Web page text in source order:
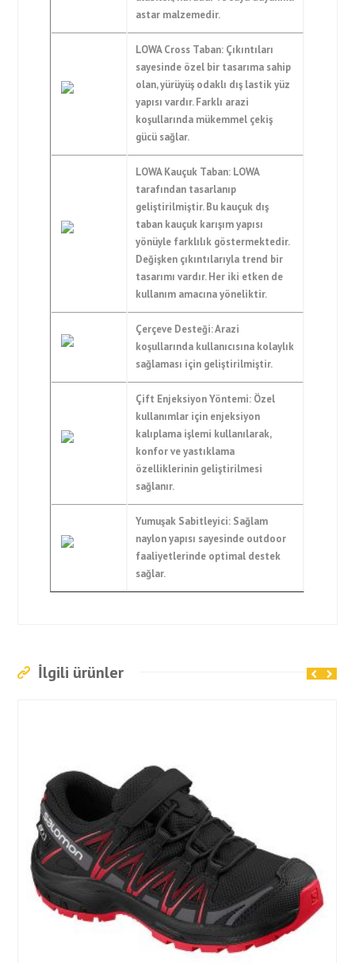
astar malzemedir.
LOWA Cross Taban: Çıkıntıları
sayesinde özel bir tasarıma sahip
olan, yürüyüş odaklı dış lastik yüz
yapısı vardır. Farklı arazi
koşullarında mükemmel çekiş
gücü sağlar.
LOWA Kauçuk Taban: LOWA
tarafından tasarlanıp
geliştirilmiştir. Bu kauçuk dış
taban kauçuk karışım yapısı
yönüyle farklılık göstermektedir.
Değişken çıkıntılarıyla trend bir
tasarımı vardır. Her iki etken de
kullanım amacına yöneliktir.
Çerçeve Desteği: Arazi
koşullarında kullanıcısına kolaylık
sağlaması için geliştirilmiştir.
Çift Enjeksiyon Yöntemi: Özel
kullanımlar için enjeksiyon
kalıplama işlemi kullanılarak,
konfor ve yastıklama
özelliklerinin geliştirilmesi
sağlanır.
Yumuşak Sabitleyici: Sağlam
naylon yapısı sayesinde outdoor
faaliyetlerinde optimal destek
sağlar.
İlgili ürünler